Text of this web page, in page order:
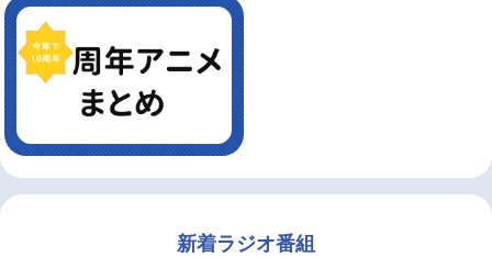
新着ラジオ番組